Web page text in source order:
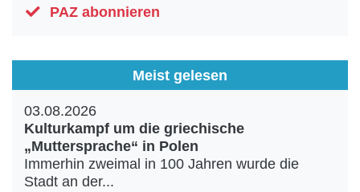
PAZ abonnieren
Meist gelesen
03.08.2026
Kulturkampf um die griechische
„Muttersprache“ in Polen
Immerhin zweimal in 100 Jahren wurde die
Stadt an der...